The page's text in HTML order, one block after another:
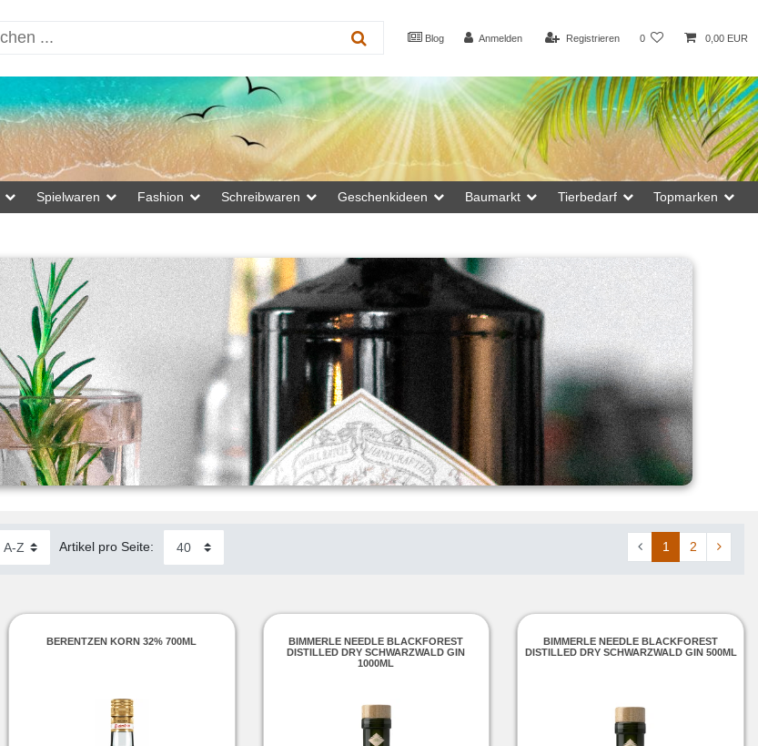
Blog Anmelden Registrieren 0 0,00 EUR
Spielwaren Fashion Schreibwaren Geschenkideen Baumarkt Tierbedarf Topmarken
Artikel pro Seite: 1 2
BERENTZEN KORN 32% 700ML
BIMMERLE NEEDLE BLACKFOREST
DISTILLED DRY SCHWARZWALD GIN
1000ML
BIMMERLE NEEDLE BLACKFOREST
DISTILLED DRY SCHWARZWALD GIN 500ML